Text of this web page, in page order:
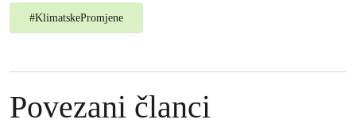
#KlimatskePromjene
Povezani članci